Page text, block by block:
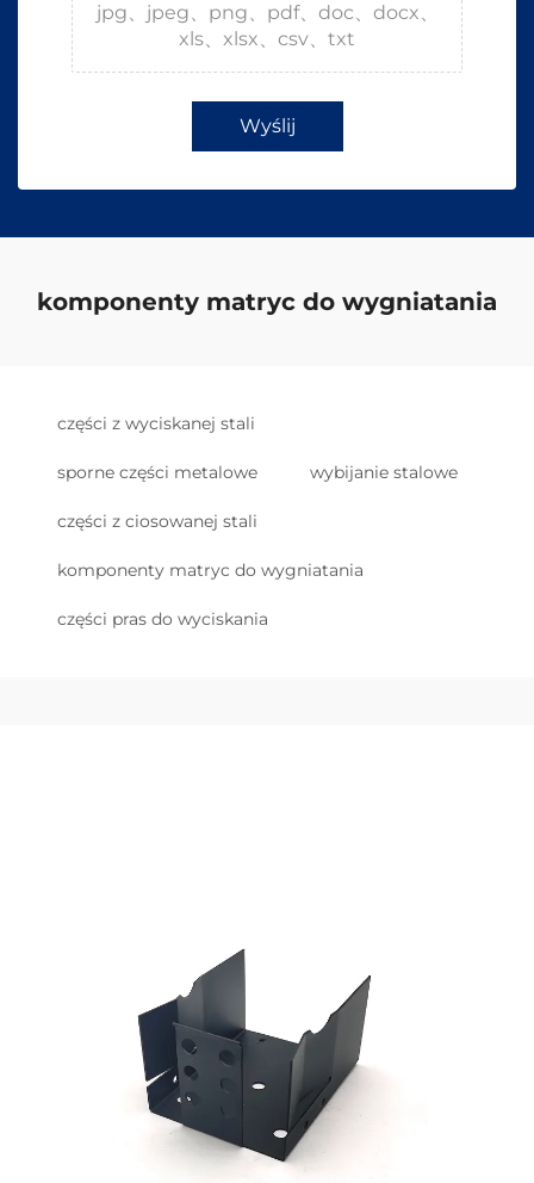
jpg、jpeg、png、pdf、doc、docx、
xls、xlsx、csv、txt
Wyślij
komponenty matryc do wygniatania
części z wyciskanej stali
sporne części metalowe wybijanie stalowe
części z ciosowanej stali
komponenty matryc do wygniatania
części pras do wyciskania